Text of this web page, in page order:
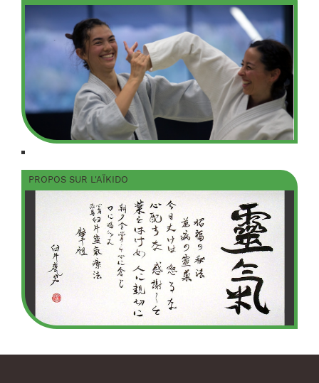
PROPOS SUR L'AÏKIDO